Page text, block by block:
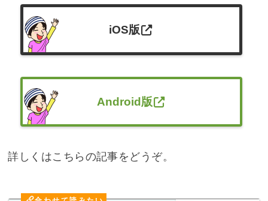
iOS版
Android版
詳しくはこちらの記事をどうぞ。